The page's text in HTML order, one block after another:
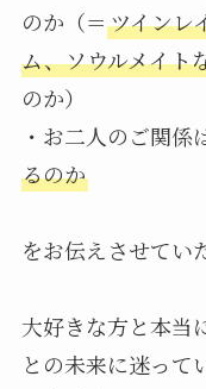
のか（＝ツインレ
ム、ソウルメイト
のか）
・お二人のご関係
るのか
をお伝えさせてい
大好きな方と本当
との未来に迷って